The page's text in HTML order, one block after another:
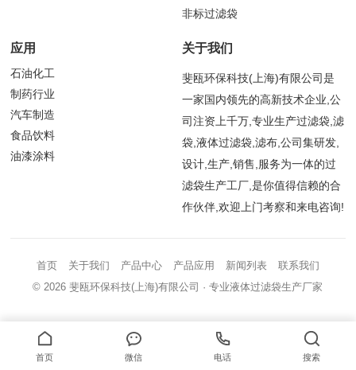
非标过滤袋
应用
石油化工
制药行业
汽车制造
食品饮料
油漆涂料
关于我们
斐瓯环保科技(上海)有限公司是
一家国内领先的高新技术企业,公
司注资上千万,专业生产过滤袋,滤
袋,液体过滤袋,滤布,公司集研发,
设计,生产,销售,服务为一体的过
滤袋生产工厂,是你值得信赖的合
作伙伴,欢迎上门考察和来电咨询!
首页 关于我们 产品中心 产品应用 新闻列表
联系我们
© 2026斐瓯环保科技(上海)有限公司 · 专业液体过滤袋生产厂家
首页 微信 电话 搜索